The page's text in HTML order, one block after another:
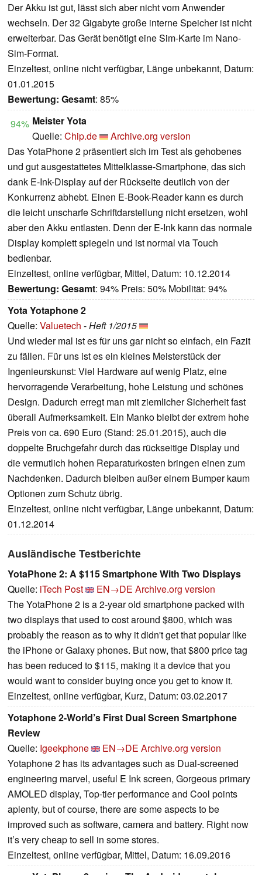
Der Akku ist gut, lässt sich aber nicht vom Anwender
wechseln. Der 32 Gigabyte große interne Speicher ist nicht
erweiterbar. Das Gerät benötigt eine Sim-Karte im Nano-
Sim-Format.
Einzeltest, online nicht verfügbar, Länge unbekannt, Datum:
01.01.2015
Bewertung: Gesamt: 85%
94% Meister Yota
Quelle: Chip.de
Archive.org version
Das YotaPhone 2 präsentiert sich im Test als gehobenes
und gut ausgestattetes Mittelklasse-Smartphone, das sich
dank E-Ink-Display auf der Rückseite deutlich von der
Konkurrenz abhebt. Einen E-Book-Reader kann es durch
die leicht unscharfe Schriftdarstellung nicht ersetzen, wohl
aber den Akku entlasten. Denn der E-Ink kann das normale
Display komplett spiegeln und ist normal via Touch
bedienbar.
Einzeltest, online verfügbar, Mittel, Datum: 10.12.2014
Bewertung: Gesamt: 94% Preis: 50% Mobilität: 94%
Yota Yotaphone 2
Quelle: Valuetech -Heft 1/2015
Und wieder mal ist es für uns gar nicht so einfach, ein Fazit
zu fällen. Für uns ist es ein kleines Meisterstück der
Ingenieurskunst: Viel Hardware auf wenig Platz, eine
hervorragende Verarbeitung, hohe Leistung und schönes
Design. Dadurch erregt man mit ziemlicher Sicherheit fast
überall Aufmerksamkeit. Ein Manko bleibt der extrem hohe
Preis von ca. 690 Euro (Stand: 25.01.2015), auch die
doppelte Bruchgefahr durch das rückseitige Display und
die vermutlich hohen Reparaturkosten bringen einen zum
Nachdenken. Dadurch bleiben außer einem Bumper kaum
Optionen zum Schutz übrig.
Einzeltest, online nicht verfügbar, Länge unbekannt, Datum:
01.12.2014
Ausländische Testberichte
YotaPhone 2: A $115 Smartphone With Two Displays
Quelle: iTech Post EN→DE Archive.org version
The YotaPhone 2 is a 2-year old smartphone packed with
two displays that used to cost around $800, which was
probably the reason as to why it didn't get that popular like
the iPhone or Galaxy phones. But now, that $800 price tag
has been reduced to $115, making it a device that you
would want to consider buying once you get to know it.
Einzeltest, online verfügbar, Kurz, Datum: 03.02.2017
Yotaphone 2-World’s First Dual Screen Smartphone
Review
Quelle: Igeekphone EN→DE Archive.org version
Yotaphone 2 has its advantages such as Dual-screened
engineering marvel, useful E Ink screen, Gorgeous primary
AMOLED display, Top-tier performance and Cool points
aplenty, but of course, there are some aspects to be
improved such as software, camera and battery. Right now
it’s very cheap to sell in some stores.
Einzeltest, online verfügbar, Mittel, Datum: 16.09.2016